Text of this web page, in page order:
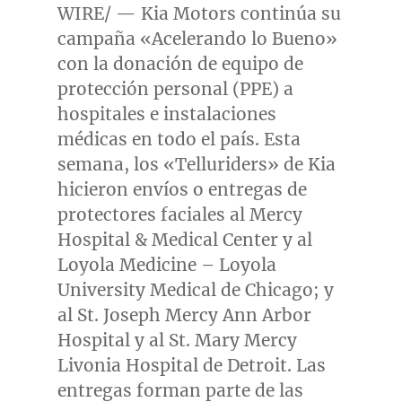
WIRE/ — Kia Motors continúa su
campaña «Acelerando lo Bueno»
con la donación de equipo de
protección personal (PPE) a
hospitales e instalaciones
médicas en todo el país. Esta
semana, los «Telluriders» de Kia
hicieron envíos o entregas de
protectores faciales al Mercy
Hospital & Medical Center y al
Loyola Medicine – Loyola
UniversityMedical de Chicago; y
al St. Joseph Mercy Ann Arbor
Hospital y al St. Mary Mercy
Livonia Hospital de Detroit. Las
entregas forman parte de las